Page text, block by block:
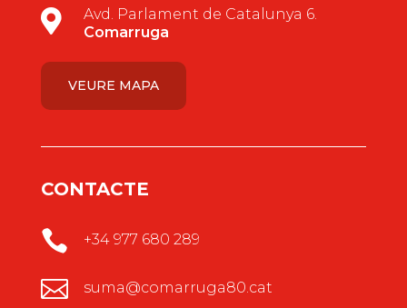

Avd. Parlament de Catalunya 6.
Comarruga
VEURE MAPA
CONTACTE
 +34 977 680 289
 suma@comarruga80.cat